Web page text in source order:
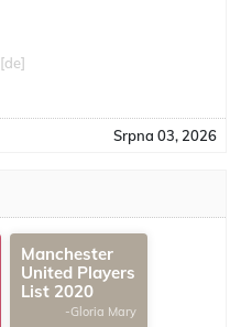
[de]
Srpna 03, 2026
Manchester
United Players
List 2020
-Gloria Mary